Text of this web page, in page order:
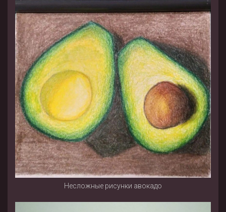
Несложные рисунки авокадо